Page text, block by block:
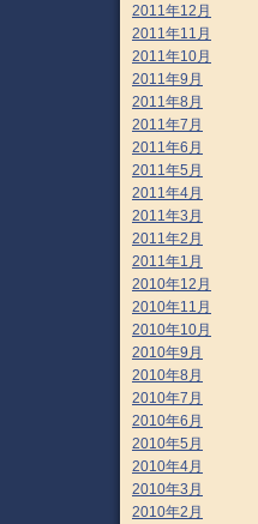
2011年12月
2011年11月
2011年10月
2011年9月
2011年8月
2011年7月
2011年6月
2011年5月
2011年4月
2011年3月
2011年2月
2011年1月
2010年12月
2010年11月
2010年10月
2010年9月
2010年8月
2010年7月
2010年6月
2010年5月
2010年4月
2010年3月
2010年2月